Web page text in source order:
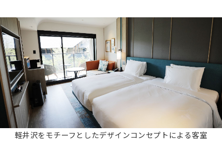
軽井沢をモチーフとしたデザインコンセプトによる客室